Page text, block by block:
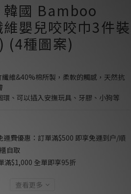
韓國 Bamboo
嬰兒咬咬巾3件裝
(4種圖案)
維&40%棉所製，柔軟的觸感，天然抗
、可以插入安撫玩具、牙膠、小狗等
運費優惠：訂單滿$500 即享免運到户/順
自取
滿$1,000 全單即享95折
查看更多